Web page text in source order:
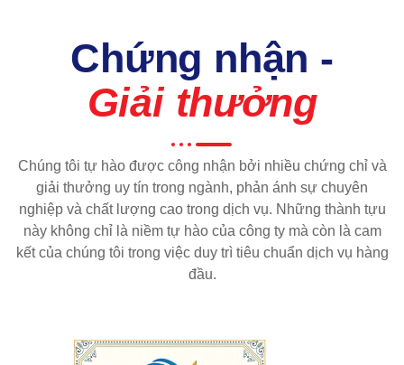
Chứng nhận -
Giải thưởng
Chúng tôi tự hào được công nhận bởi nhiều chứng chỉ và
giải thưởng uy tín trong ngành, phản ánh sự chuyên
nghiệp và chất lượng cao trong dịch vụ. Những thành tựu
này không chỉ là niềm tự hào của công ty mà còn là cam
kết của chúng tôi trong việc duy trì tiêu chuẩn dịch vụ hàng
đầu.